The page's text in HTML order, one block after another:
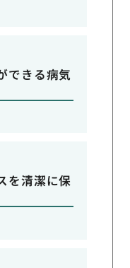
できる病気
を清潔に保